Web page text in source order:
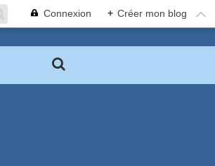
Connexion + Créer mon blog